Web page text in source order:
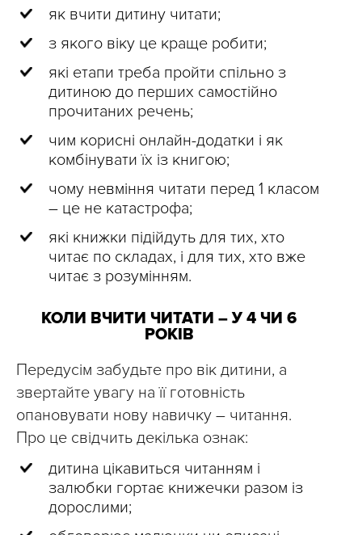
як вчити дитину читати;
з якого віку це краще робити;
які етапи треба пройти спільно з
дитиною до перших самостійно
прочитаних речень;
чим корисні онлайн-додатки і як
комбінувати їх із книгою;
чому невміння читати перед 1 класом
– це не катастрофа;
які книжки підійдуть для тих, хто
читає по складах, і для тих, хто вже
читає з розумінням.
КОЛИ ВЧИТИ ЧИТАТИ – У 4 ЧИ 6
РОКІВ
Передусім забудьте про вік дитини, а
звертайте увагу на її готовність
опановувати нову навичку – читання.
Про це свідчить декілька ознак:
дитина цікавиться читанням і
залюбки гортає книжечки разом із
дорослими;